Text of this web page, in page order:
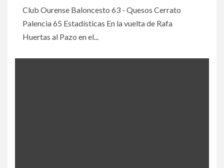
Club Ourense Baloncesto 63 - Quesos Cerrato
Palencia 65 Estadísticas En la vuelta de Rafa
Huertas al Pazo en el...